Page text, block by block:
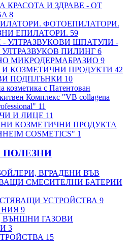
КРАСОТА И ЗДРАВЕ - ОТ
8
ФОТОЕПИЛАТОРИ.
ЕПИЛАТОРИ. 59
УЛТРАЗВУКОВИ ШПАТУЛИ -
УЛТРАЗВУКОВ ПИЛИНГ 6
МИКРОДЕРМАБРАЗИО 9
КОЗМЕТИЧНИ ПРОДУКТИ 42
ПОДПЛЪНКИ 10
козметика с Патентован
Комплекс "VB collagena
11
И ЛИЦЕ 11
КОЗМЕТИЧНИ ПРОДУКТА
COSMETICS" 1
ПОЛЕЗНИ
ВГРАДЕНИ ВЪВ
СМЕСИТЕЛНИ БАТЕРИИ
УСТРОЙСТВА 9
9
ВЪНШНИ ГАЗОВИ
3
15